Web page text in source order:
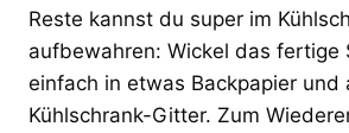
Reste kannst du super im
aufbewahren: Wickel das fertige
einfach in etwas Backpapier und
Kühlschrank-Gitter. Zum